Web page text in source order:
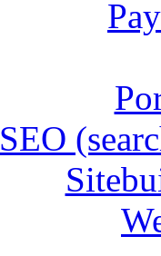
SEO